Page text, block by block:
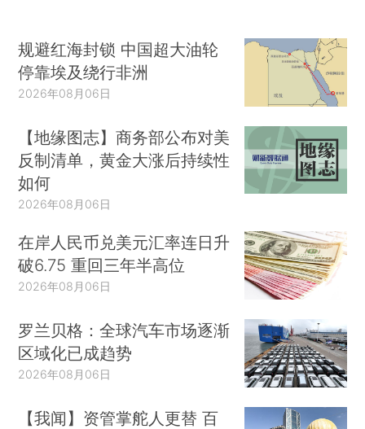
规避红海封锁 中国超大油轮
停靠埃及绕行非洲
2026年08月06日
【地缘图志】商务部公布对美
反制清单，黄金大涨后持续性
如何
2026年08月06日
在岸人民币兑美元汇率连日升
破6.75 重回三年半高位
2026年08月06日
罗兰贝格：全球汽车市场逐渐
区域化已成趋势
2026年08月06日
【我闻】资管掌舵人更替 百